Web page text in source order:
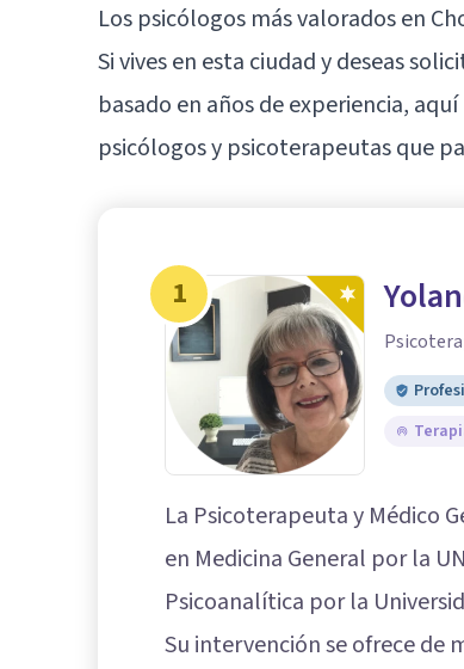
Los psicólogos más valorados en
Si vives en esta ciudad y deseas
basado en años de experiencia,
psicólogos y psicoterapeutas que
1
La Psicoterapeuta y Médico
en Medicina General por la
Psicoanalítica por la
Su intervención se ofrece de